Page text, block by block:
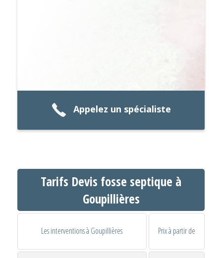
Appelez un spécialiste
Tarifs Devis fosse septique à
Goupillières
Les interventions à Goupillières Prix à partir de